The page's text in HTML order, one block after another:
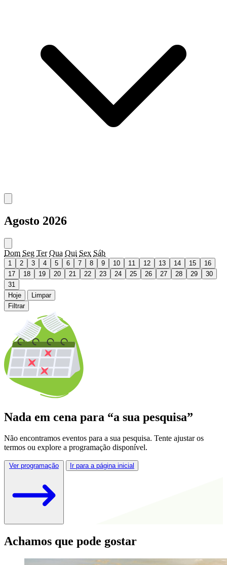
Agosto 2026
Dom Seg Ter Qua Qui Sex Sáb
1 2 3 4 5 6 7 8 9 10 11 12 13 14 15
16
17
18 19 20 21 22 23 24 25 26 27 28 29
30
31
Hoje
Limpar
Filtrar
Nada em cena para “a sua pesquisa”
Não encontramos eventos para a sua pesquisa. Tente ajustar os
termos ou explore a programação disponível.
Ver programação Ir para a página inicial
Achamos que pode gostar